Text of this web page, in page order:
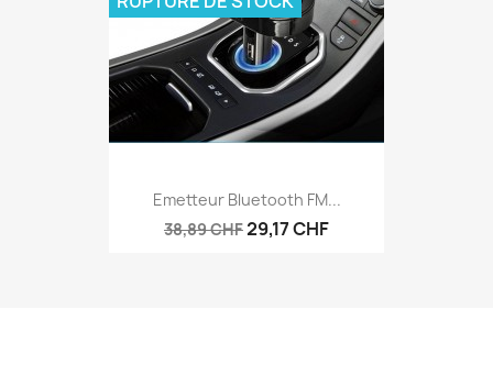
Emetteur Bluetooth FM...
38,89 CHF29,17 CHF